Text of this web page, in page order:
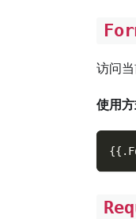
访问当
使用
{{ .